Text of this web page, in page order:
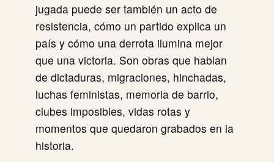
jugada puede ser también un acto de
resistencia, cómo un partido explica un
país y cómo una derrota ilumina mejor
que una victoria. Son obras que hablan
de dictaduras, migraciones, hinchadas,
luchas feministas, memoria de barrio,
clubes imposibles, vidas rotas y
momentos que quedaron grabados en la
historia.